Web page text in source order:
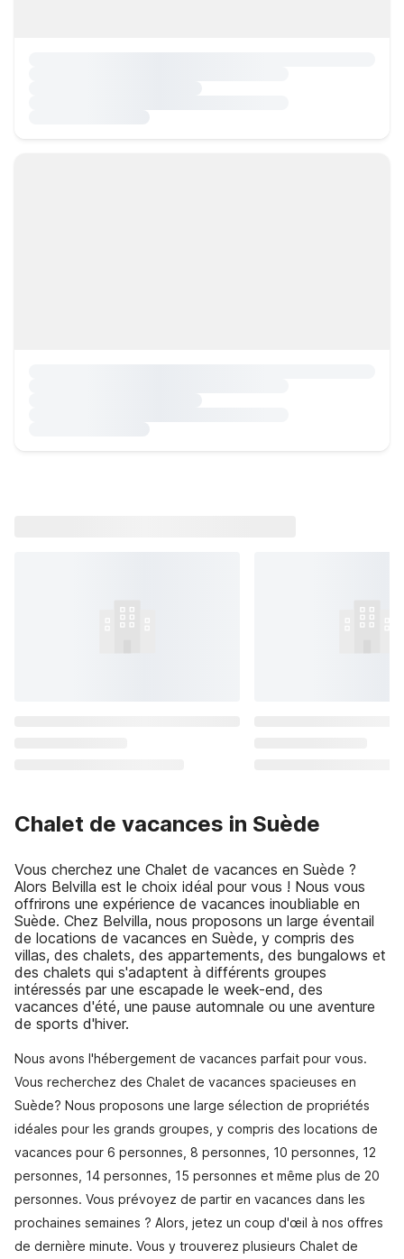
Chalet de vacances in Suède
Vous cherchez une Chalet de vacances en Suède ?
Alors Belvilla est le choix idéal pour vous ! Nous vous
offrirons une expérience de vacances inoubliable en
Suède. Chez Belvilla, nous proposons un large éventail
de locations de vacances en Suède, y compris des
villas, des chalets, des appartements, des bungalows et
des chalets qui s'adaptent à différents groupes
intéressés par une escapade le week-end, des
vacances d'été, une pause automnale ou une aventure
de sports d'hiver.
Nous avons l'hébergement de vacances parfait pour vous.
Vous recherchez des Chalet de vacances spacieuses en
Suède? Nous proposons une large sélection de propriétés
idéales pour les grands groupes, y compris des locations de
vacances pour 6 personnes, 8 personnes, 10 personnes, 12
personnes, 14 personnes, 15 personnes et même plus de 20
personnes. Vous prévoyez de partir en vacances dans les
prochaines semaines ? Alors, jetez un coup d'œil à nos offres
de dernière minute. Vous y trouverez plusieurs Chalet de